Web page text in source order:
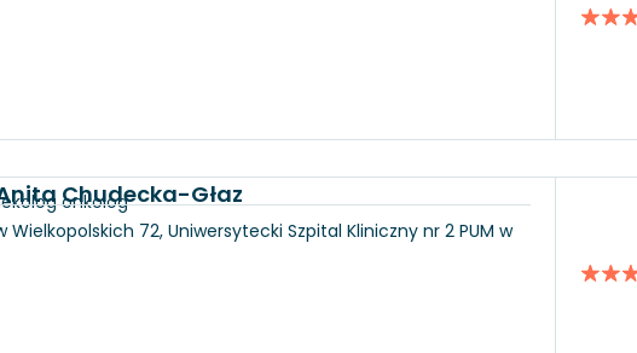
Chudecka-Głaz
onkolog
Wielkopolskich 72, Uniwersytecki Szpital Kliniczny nr 2 PUM w